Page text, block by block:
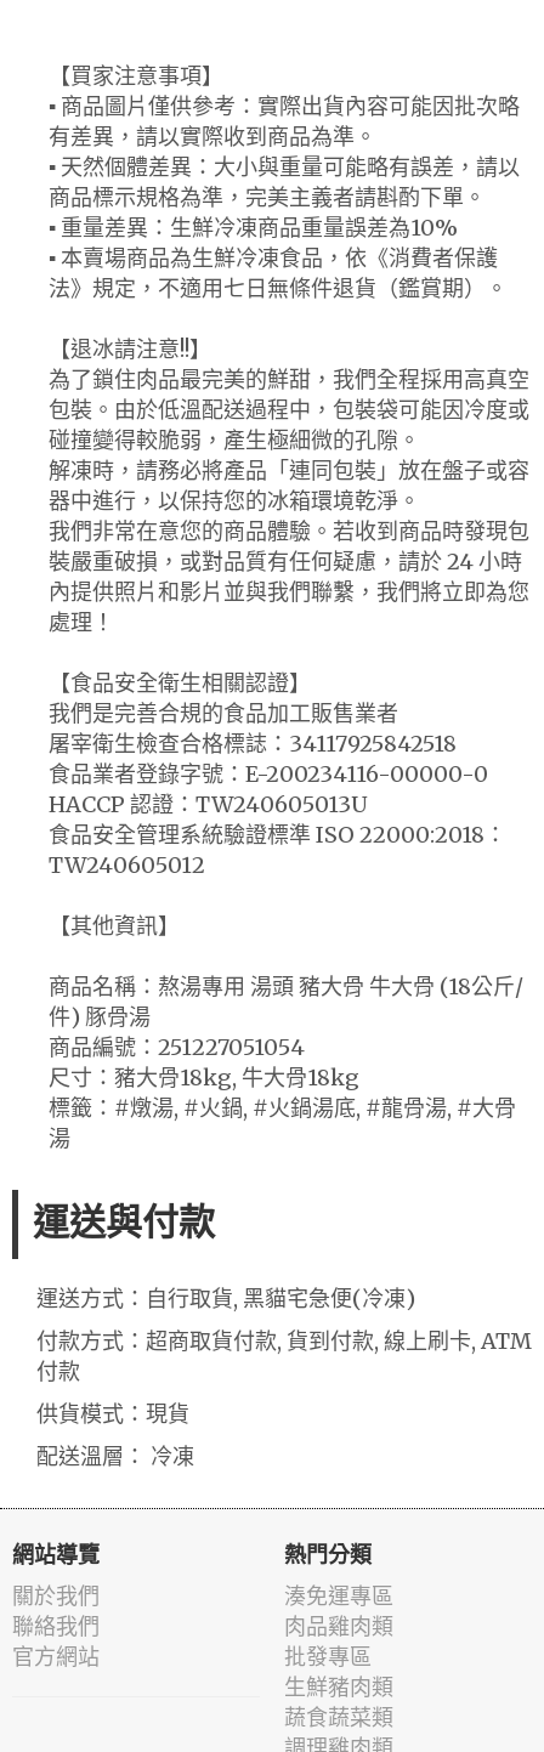
【買家注意事項】
▪ 商品圖片僅供參考：實際出貨內容可能因批次略
有差異，請以實際收到商品為準。
▪ 天然個體差異：大小與重量可能略有誤差，請以
商品標示規格為準，完美主義者請斟酌下單。
▪ 重量差異：生鮮冷凍商品重量誤差為10%
▪ 本賣場商品為生鮮冷凍食品，依《消費者保護
法》規定，不適用七日無條件退貨（鑑賞期）。
【退冰請注意!!】
為了鎖住肉品最完美的鮮甜，我們全程採用高真空
包裝。由於低溫配送過程中，包裝袋可能因冷度或
碰撞變得較脆弱，產生極細微的孔隙。
解凍時，請務必將產品「連同包裝」放在盤子或容
器中進行，以保持您的冰箱環境乾淨。
我們非常在意您的商品體驗。若收到商品時發現包
裝嚴重破損，或對品質有任何疑慮，請於 24 小時
內提供照片和影片並與我們聯繫，我們將立即為您
處理！
【食品安全衛生相關認證】
我們是完善合規的食品加工販售業者
屠宰衛生檢查合格標誌：34117925842518
食品業者登錄字號：E-200234116-00000-0
HACCP 認證：TW240605013U
食品安全管理系統驗證標準 ISO 22000:2018：
TW240605012
【其他資訊】
商品名稱：熬湯專用 湯頭 豬大骨 牛大骨 (18公斤/
件) 豚骨湯
商品編號：251227051054
尺寸：豬大骨18kg, 牛大骨18kg
標籤：#燉湯, #火鍋, #火鍋湯底, #龍骨湯, #大骨
湯
運送與付款
運送方式：自行取貨, 黑貓宅急便(冷凍)
付款方式：超商取貨付款, 貨到付款, 線上刷卡, ATM
付款
供貨模式：現貨
配送溫層： 冷凍
網站導覽
關於我們
聯絡我們
官方網站
熱門分類
湊免運專區
肉品雞肉類
批發專區
生鮮豬肉類
蔬食蔬菜類